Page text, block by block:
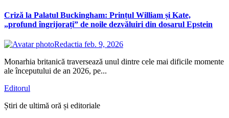
Criză la Palatul Buckingham: Prințul William și Kate,
„profund îngrijorați” de noile dezvăluiri din dosarul Epstein
Redactia feb. 9, 2026
Monarhia britanică traversează unul dintre cele mai dificile momente
ale începutului de an 2026, pe...
Editorul
Știri de ultimă oră și editoriale